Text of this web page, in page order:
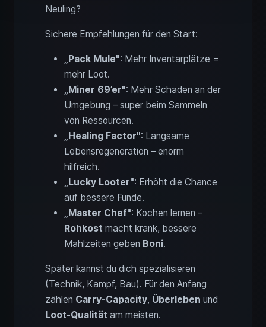
Neuling?
Sichere Empfehlungen für den Start:
„Pack Mule": Mehr Inventarplätze =
mehr Loot.
„Miner 69’er": Mehr Schaden an der
Umgebung – super beim Sammeln
von Ressourcen.
„Healing Factor": Langsame
Lebensregeneration – enorm
hilfreich.
„Lucky Looter": Erhöht die Chance
auf bessere Funde.
„Master Chef": Kochen lernen –
Rohkost macht krank, bessere
Mahlzeiten geben Boni.
Später kannst du dich spezialisieren
(Technik, Kampf, Bau). Für den Anfang
zählen Carry-Capacity, Überleben und
Loot-Qualität am meisten.